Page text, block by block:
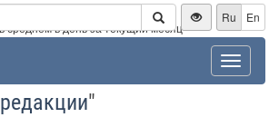
среднем в день за текущий месяц
Ru En
Toggle
"